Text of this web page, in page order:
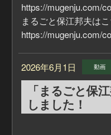
https://mugenju.com/
まるごと保江邦夫は
https://mugenju.com/
2026年6月1日 動画
「まるごと保
しました！